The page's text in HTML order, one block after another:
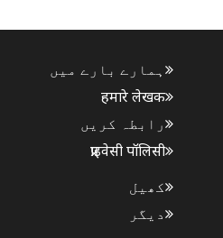
ہمارے بارے میں
हमारे लेखक
رابطہ کریں
प्राइवेसी पॉलिसी
کھیل
دیگر